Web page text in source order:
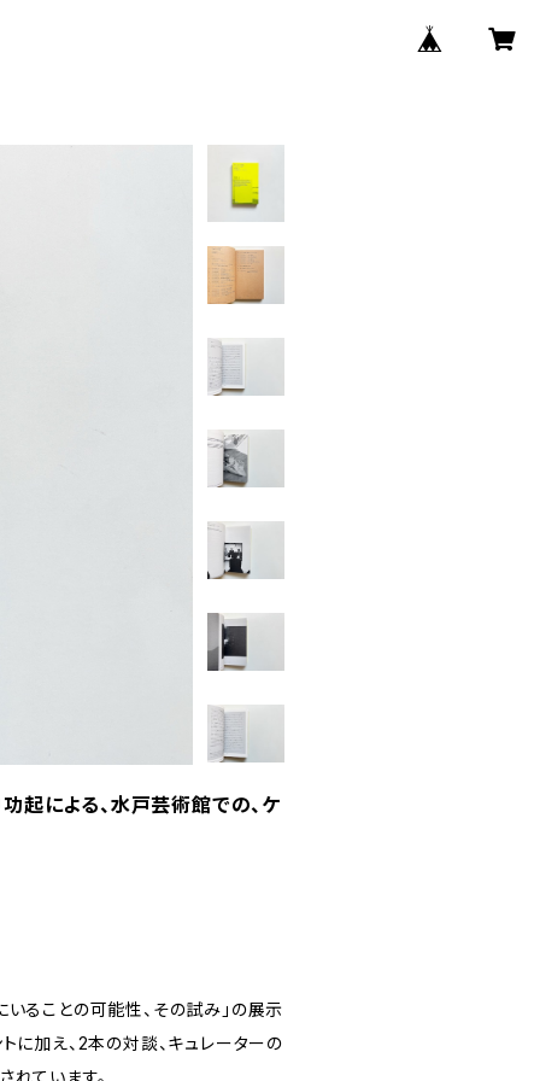
起による、水戸芸術館での、ケ
ことの可能性、その試み」の展示
に加え、2本の対談、キュレーターの
れています。